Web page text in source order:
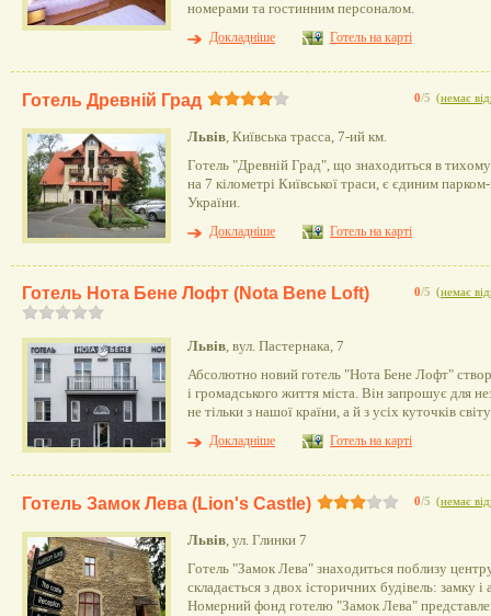
номерами та гостинним персоналом.
Докладніше
Готель на карті
0/5 (немає
Готель Древній Град
Львів, Київська трасса, 7-ий км.
Готель "Древній Град", що знаходиться в
на 7 кілометрі Київської траси, є єдиним
України.
Докладніше
Готель на карті
0/5 (немає
Готель Нота Бене Лофт (Nota Bene Loft)
Львів, вул. Пастернака, 7
Абсолютно новий готель "Нота Бене Лофт"
і громадського життя міста. Він запрошує для
не тільки з нашої країни, а й з усіх куточків
Докладніше
Готель на карті
0/5 (немає
Готель Замок Лева (Lion's Castle)
Львів, ул. Глинки 7
Готель "Замок Лева" знаходиться поблизу
складається з двох історичних будівель: замку і
Номерний фонд готелю "Замок Лева"